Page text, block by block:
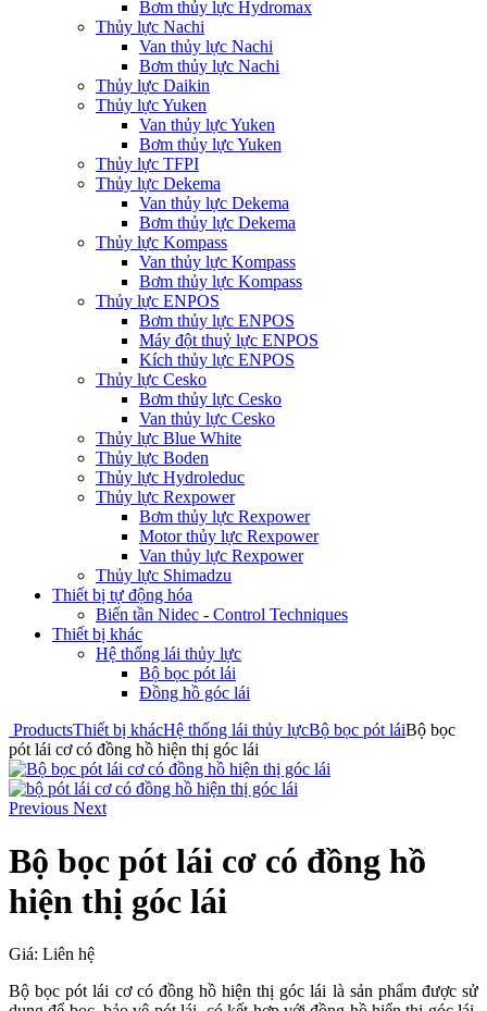
Bơm thủy lực Hydromax
Thủy lực Nachi
Van thủy lực Nachi
Bơm thủy lực Nachi
Thủy lực Daikin
Thủy lực Yuken
Van thủy lực Yuken
Bơm thủy lực Yuken
Thủy lực TFPI
Thủy lực Dekema
Van thủy lực Dekema
Bơm thủy lực Dekema
Thủy lực Kompass
Van thủy lực Kompass
Bơm thủy lực Kompass
Thủy lực ENPOS
Bơm thủy lực ENPOS
Máy đột thuỷ lực ENPOS
Kích thủy lực ENPOS
Thủy lực Cesko
Bơm thủy lực Cesko
Van thủy lực Cesko
Thủy lực Blue White
Thủy lực Boden
Thủy lực Hydroleduc
Thủy lực Rexpower
Bơm thủy lực Rexpower
Motor thủy lực Rexpower
Van thủy lực Rexpower
Thủy lực Shimadzu
Thiết bị tự động hóa
Biến tần Nidec - Control Techniques
Thiết bị khác
Hệ thống lái thủy lực
Bộ bọc pót lái
Đồng hồ góc lái
ProductsThiết bị khácHệ thống lái thủy lựcBộ bọc pót láiBộ bọc
pót lái cơ có đồng hồ hiện thị góc lái
Previous Next
Bộ bọc pót lái cơ có đồng hồ
hiện thị góc lái
Giá: Liên hệ
Bộ bọc pót lái cơ có đồng hồ hiện thị góc lái là sản phẩm được sử